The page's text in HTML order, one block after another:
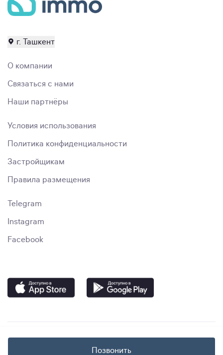
Позвонить
г. Ташкент
О компании
Связаться с нами
Наши партнёры
Условия использования
Политика конфиденциальности
Застройщикам
Правила размещения
Telegram
Instagram
Facebook
© immo.uz, 2023–2024. "Smart Media Solutions" MChJ